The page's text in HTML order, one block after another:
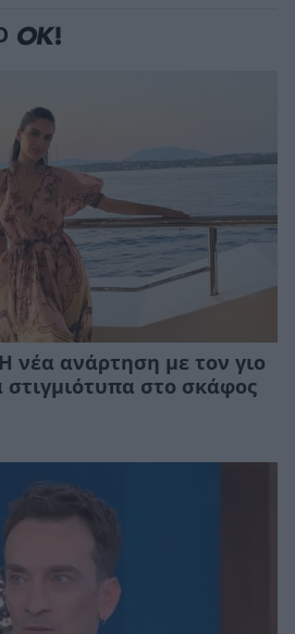
νέα ανάρτηση με τον γιο
στιγμιότυπα στο σκάφος